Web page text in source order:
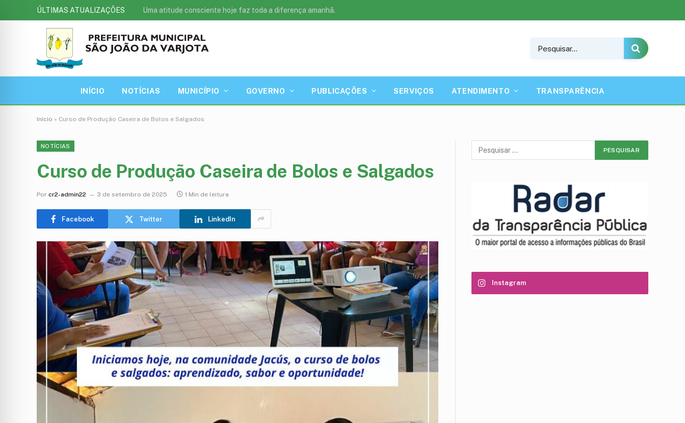
ÚLTIMAS ATUALIZAÇÕES Uma atitude consciente hoje faz toda a diferença amanhã.
INÍCIO NOTÍCIAS MUNICÍPIO GOVERNO PUBLICAÇÕES SERVIÇOS ATENDIMENTO TRANSPARÊNCIA
Início » Curso de Produção Caseira de Bolos e Salgados
NOTÍCIAS
Curso de Produção Caseira de Bolos e Salgados
Por cr2-admin22 3 de setembro de 2025 1 Min de leitura
Facebook Twitter LinkedIn
Instagram